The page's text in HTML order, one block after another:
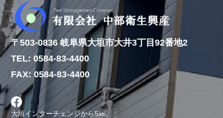
〒503-0836 岐阜県大垣市大井3丁目92番地2
TEL: 0584-83-4400
FAX: 0584-83-4400
大垣インターチェンジから5㎞。